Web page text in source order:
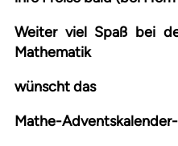
Weiter viel Spaß bei
Mathematik
wünscht das
Mathe-